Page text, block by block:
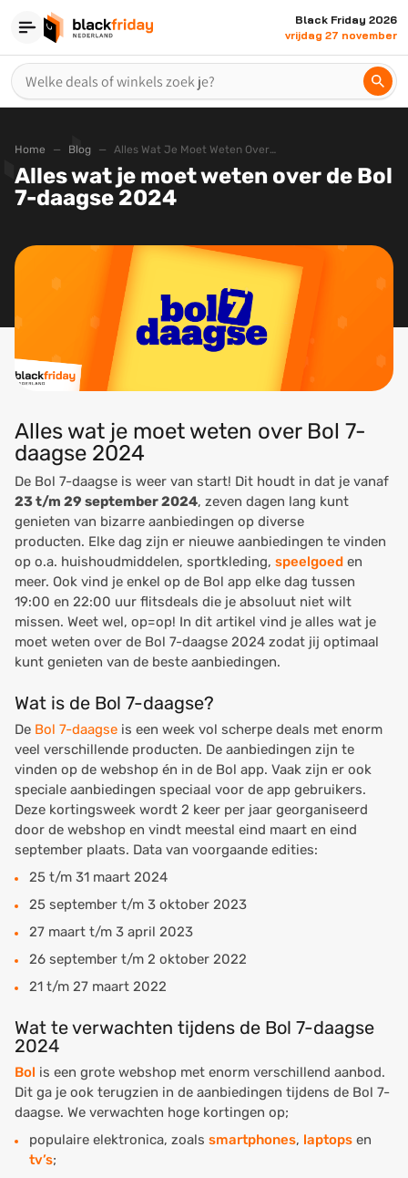
Black Friday 2026
vrijdag 27 november
Home Blog Alles Wat Je Moet Weten Over De Bol 7 Daagse 2024
Alles wat je moet weten over de Bol
7-daagse 2024
Alles wat je moet weten over Bol 7-
daagse 2024
De Bol 7-daagse is weer van start! Dit houdt in dat je vanaf
23 t/m 29 september 2024, zeven dagen lang kunt
genieten van bizarre aanbiedingen op diverse
producten. Elke dag zijn er nieuwe aanbiedingen te vinden
op o.a. huishoudmiddelen, sportkleding, speelgoed en
meer. Ook vind je enkel op de Bol app elke dag tussen
19:00 en 22:00 uur flitsdeals die je absoluut niet wilt
missen. Weet wel, op=op! In dit artikel vind je alles wat je
moet weten over de Bol 7-daagse 2024 zodat jij optimaal
kunt genieten van de beste aanbiedingen.
Wat is de Bol 7-daagse?
De Bol 7-daagse is een week vol scherpe deals met enorm
veel verschillende producten. De aanbiedingen zijn te
vinden op de webshop én in de Bol app. Vaak zijn er ook
speciale aanbiedingen speciaal voor de app gebruikers.
Deze kortingsweek wordt 2 keer per jaar georganiseerd
door de webshop en vindt meestal eind maart en eind
september plaats. Data van voorgaande edities:
25 t/m 31 maart 2024
25 september t/m 3 oktober 2023
27 maart t/m 3 april 2023
26 september t/m 2 oktober 2022
21 t/m 27 maart 2022
Wat te verwachten tijdens de Bol 7-daagse
2024
Bol is een grote webshop met enorm verschillend aanbod.
Dit ga je ook terugzien in de aanbiedingen tijdens de Bol 7-
daagse. We verwachten hoge kortingen op;
populaire elektronica, zoals smartphones, laptops en
tv’s;